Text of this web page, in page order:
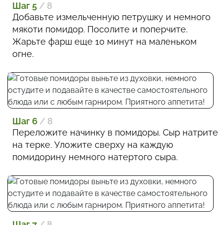
Шаг 5 / 8
Добавьте измельченную петрушку и немного
мякоти помидор. Посолите и поперчите.
Жарьте фарш еще 10 минут на маленьком
огне.
Шаг 6 / 8
Переложите начинку в помидоры. Сыр натрите
на терке. Уложите сверху на каждую
помидорину немного натертого сыра.